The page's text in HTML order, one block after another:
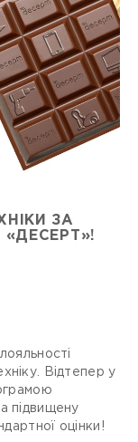
ЗА
Відтепер у
підвищену
оцінки!